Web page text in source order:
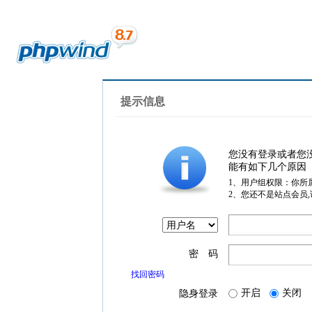
提示信息
您没有登录或者您
能有如下几个原因
1、用户组权限：你所
2、您还不是站点会员
密 码
找回密码
隐身登录 开启 关闭